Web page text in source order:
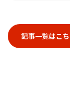
記事一覧はこ